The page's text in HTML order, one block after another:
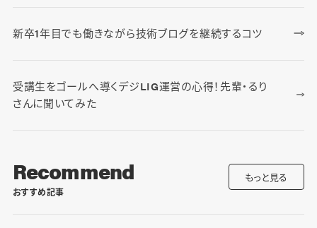
新卒1年目でも働きながら技術ブログを継続するコツ
受講生をゴールへ導くデジLIG運営の心得！先輩・るり
さんに聞いてみた
Recommend
おすすめ記事
もっと見る